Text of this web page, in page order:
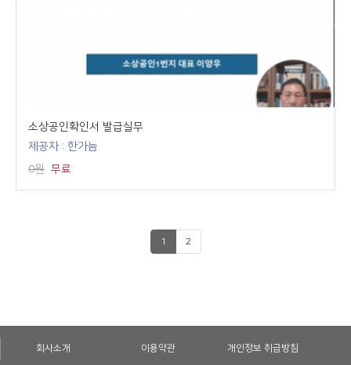
소상공인확인서 발급실무
제공자 : 한가늠
0원 무료
1 2
회사소개 이용약관 개인정보 취급방침